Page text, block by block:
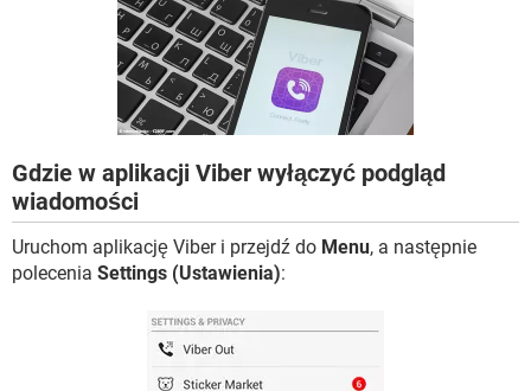
Gdzie w aplikacji Viber wyłączyć podgląd
wiadomości
Uruchom aplikację Viber i przejdź do Menu, a następnie
polecenia Settings (Ustawienia):